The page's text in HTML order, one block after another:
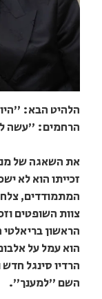
הרחמים: "עשה
את השאגה של
זכייתו הוא לא
המתמודדים, צלח
צוות השופטים
הראשון
הוא עמל על
הרדיו סינגל
השם "למענך".